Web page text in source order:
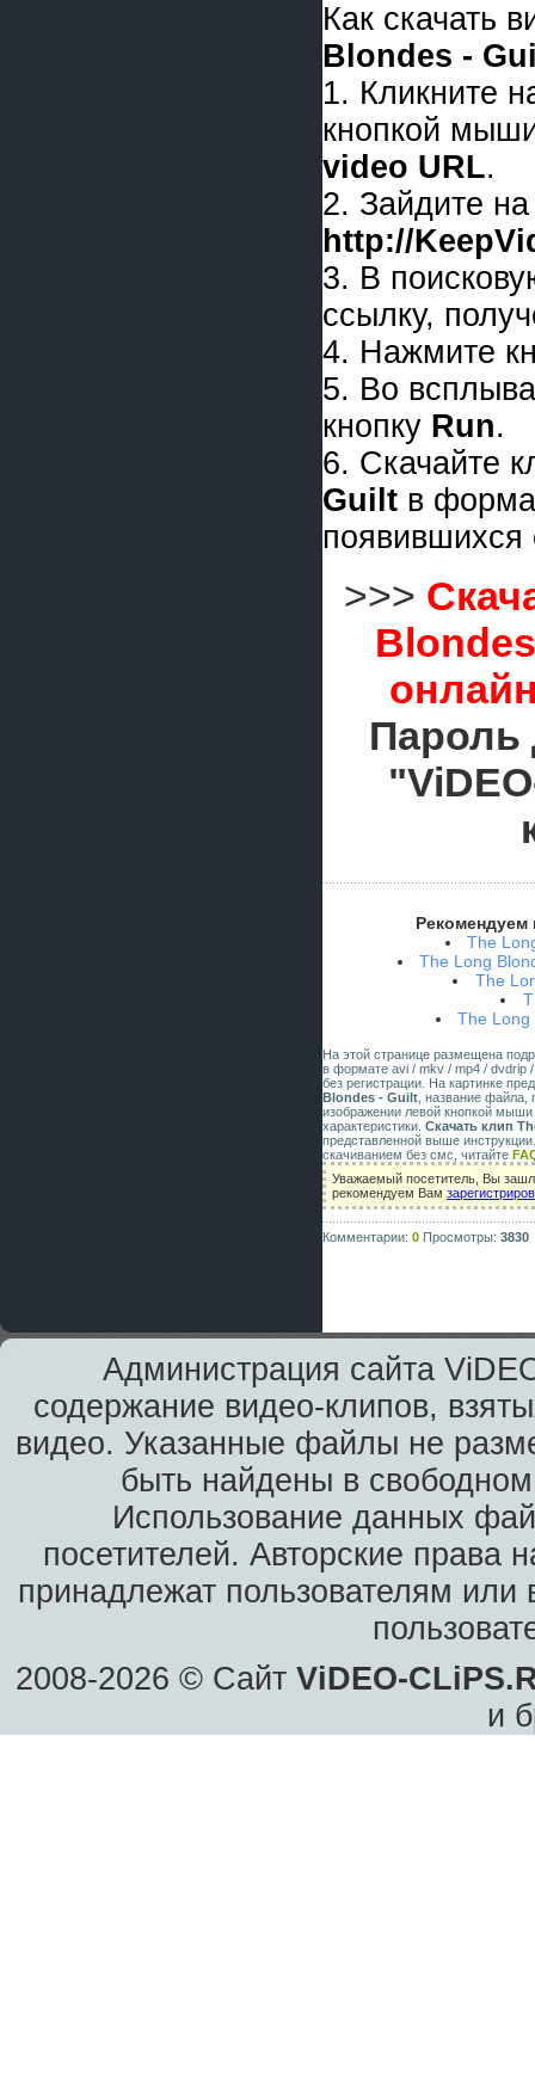
Как скачать
Blondes -
1. Кликните
кнопкой
video URL.
2. Зайдите на
http://
3. В
ссылку,
4. Нажмите
5. Во
кнопку Run.
6. Скачайте
Guilt в
появившихся
>>>
Пароль
Рекомендуем
The
The Long
The
The Long
На этой странице размещена
в формате avi / mkv / mp4 / dvdrip
без регистрации. На картинке
Blondes - Guilt , название
изображении левой кнопкой
характеристики. Скачать клип
представленной выше
скачиванием без смс, читайте
Уважаемый посетитель, Вы
рекомендуем Вам
Комментарии: 0 Просмотры: 3830
Администрация сайта
содержание видео-клипов,
видео. Указанные файлы не
быть найдены в
Использование данных
посетителей. Авторские права
принадлежат пользователям или
2008-2026 © Сайт ViDEO-
и